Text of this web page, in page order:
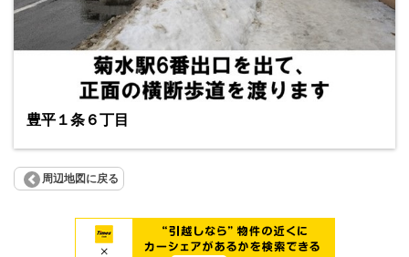
豊平１条６丁目
周辺地図に戻る